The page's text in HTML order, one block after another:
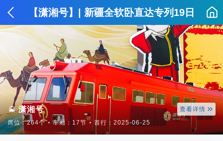
【潇湘号】| 新疆全软卧直达专列19日
 潇湘号 查看详情 
席位：264个 ⦁ 车厢：17节 ⦁ 首行：2025-06-25